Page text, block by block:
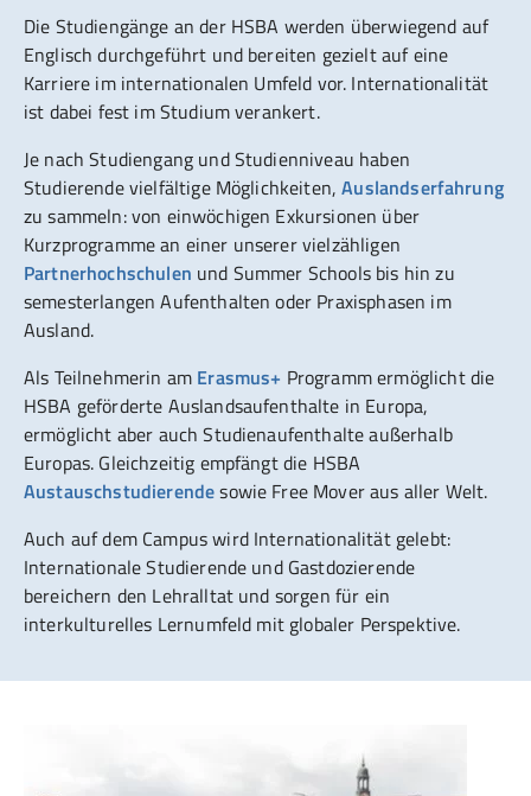
Die Studiengänge an der HSBA werden überwiegend auf
Englisch durchgeführt und bereiten gezielt auf eine
Karriere im internationalen Umfeld vor. Internationalität
ist dabei fest im Studium verankert.
Je nach Studiengang und Studienniveau haben
Studierende vielfältige Möglichkeiten,Auslandserfahrung
zu sammeln: von einwöchigen Exkursionen über
Kurzprogramme an einer unserer vielzähligen
Partnerhochschulen und Summer Schools bis hin zu
semesterlangen Aufenthalten oder Praxisphasen im
Ausland.
Als Teilnehmerin am Erasmus+ Programm ermöglicht die
HSBA geförderte Auslandsaufenthalte in Europa,
ermöglicht aber auch Studienaufenthalte außerhalb
Europas. Gleichzeitig empfängt die HSBA
Austauschstudierendesowie Free Mover aus aller Welt.
Auch auf dem Campus wird Internationalität gelebt:
Internationale Studierende und Gastdozierende
bereichern den Lehralltat und sorgen für ein
interkulturelles Lernumfeld mit globaler Perspektive.